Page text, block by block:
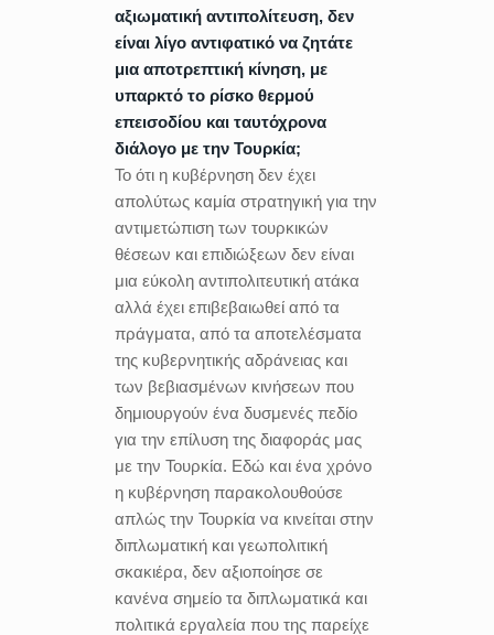
αξιωματική αντιπολίτευση, δεν
είναι λίγο αντιφατικό να ζητάτε
μια αποτρεπτική κίνηση, με
υπαρκτό το ρίσκο θερμού
επεισοδίου και ταυτόχρονα
διάλογο με την Τουρκία;
Το ότι η κυβέρνηση δεν έχει
απολύτως καμία στρατηγική για την
αντιμετώπιση των τουρκικών
θέσεων και επιδιώξεων δεν είναι
μια εύκολη αντιπολιτευτική ατάκα
αλλά έχει επιβεβαιωθεί από τα
πράγματα, από τα αποτελέσματα
της κυβερνητικής αδράνειας και
των βεβιασμένων κινήσεων που
δημιουργούν ένα δυσμενές πεδίο
για την επίλυση της διαφοράς μας
με την Τουρκία. Εδώ και ένα χρόνο
η κυβέρνηση παρακολουθούσε
απλώς την Τουρκία να κινείται στην
διπλωματική και γεωπολιτική
σκακιέρα, δεν αξιοποίησε σε
κανένα σημείο τα διπλωματικά και
πολιτικά εργαλεία που της παρείχε